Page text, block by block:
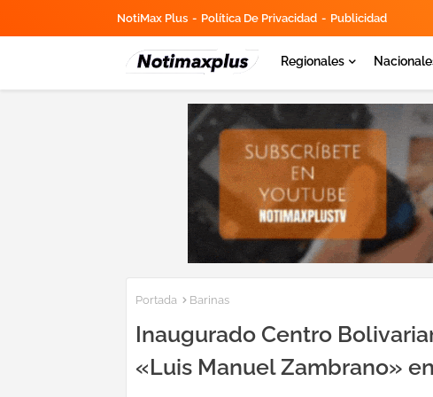
NotiMax Plus Política De Privacidad Publicidad
Regionales
Portada Barinas
Inaugurado Centro
«Luis Manuel Zambrano»